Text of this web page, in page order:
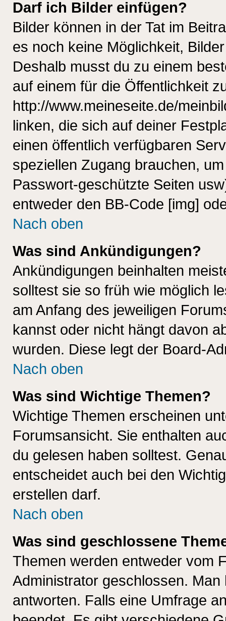
Darf ich Bilder einfügen?
Bilder können in der Tat im
es noch keine Möglichkeit,
Deshalb musst du zu einem
auf einem für die Öffentlichkeit
http://www.meineseite.de/
linken, die sich auf deiner
einen öffentlich verfügbaren
speziellen Zugang brauchen,
Passwort-geschützte Seiten
entweder den BB-Code [img]
Nach oben
Was sind Ankündigungen?
Ankündigungen beinhalten
solltest sie so früh wie möglich
am Anfang des jeweiligen
kannst oder nicht hängt davon
wurden. Diese legt der Board-
Nach oben
Was sind Wichtige Themen?
Wichtige Themen erscheinen
Forumsansicht. Sie enthalten
du gelesen haben solltest.
entscheidet auch bei den
erstellen darf.
Nach oben
Was sind geschlossene
Themen werden entweder vom
Administrator geschlossen.
antworten. Falls eine Umfrage